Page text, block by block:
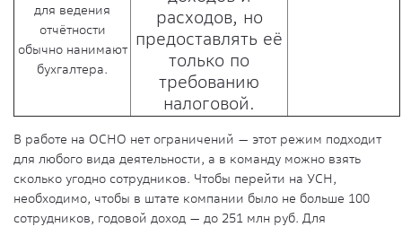
для ведения
отчётности
обычно нанимают
бухгалтера.
расходов, но
предоставлять её
только по
требованию
налоговой.
В работе на ОСНО нет ограничений — этот режим подходит
для любого вида деятельности, а в команду можно взять
сколько угодно сотрудников. Чтобы перейти на УСН,
необходимо, чтобы в штате компании было не больше 100
сотрудников, годовой доход — до 251 млн руб. Для